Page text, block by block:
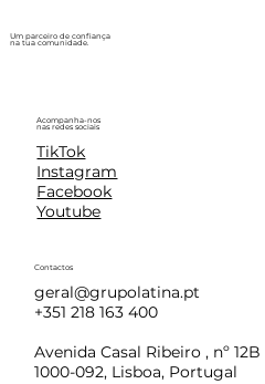
Um parceiro de confiança
na tua comunidade.
Acompanha-nos
nas redes sociais
TikTok
Instagram
Facebook
Youtube
Contactos
geral@grupolatina.pt
+351 218 163 400
Avenida Casal Ribeiro , nº 12B
1000-092, Lisboa, Portugal